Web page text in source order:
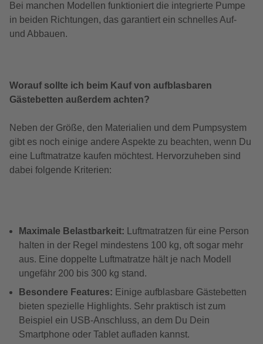
Bei manchen Modellen funktioniert die integrierte Pumpe
in beiden Richtungen, das garantiert ein schnelles Auf-
und Abbauen.
Worauf sollte ich beim Kauf von aufblasbaren
Gästebetten außerdem achten?
Neben der Größe, den Materialien und dem Pumpsystem
gibt es noch einige andere Aspekte zu beachten, wenn Du
eine Luftmatratze kaufen möchtest. Hervorzuheben sind
dabei folgende Kriterien:
Maximale Belastbarkeit: Luftmatratzen für eine Person
halten in der Regel mindestens 100 kg, oft sogar mehr
aus. Eine doppelte Luftmatratze hält je nach Modell
ungefähr 200 bis 300 kg stand.
Besondere Features: Einige aufblasbare Gästebetten
bieten spezielle Highlights. Sehr praktisch ist zum
Beispiel ein USB-Anschluss, an dem Du Dein
Smartphone oder Tablet aufladen kannst.